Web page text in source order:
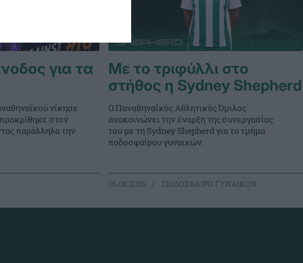
για τα
νίκησε
στον
παράλληλα την
Με το τριφύλλι στο
στήθος η Sydney Shepherd
Ο Παναθηναϊκός Αθλητικός Όμιλος
ανακοινώνει την έναρξη της συνεργασίας
του με τη Sydney Shepherd για το τμήμα
ποδοσφαίρου γυναικών.
06.08.2026 ΠΟΔΟΣΦΑΙΡΟ ΓΥΝΑΙΚΩΝ